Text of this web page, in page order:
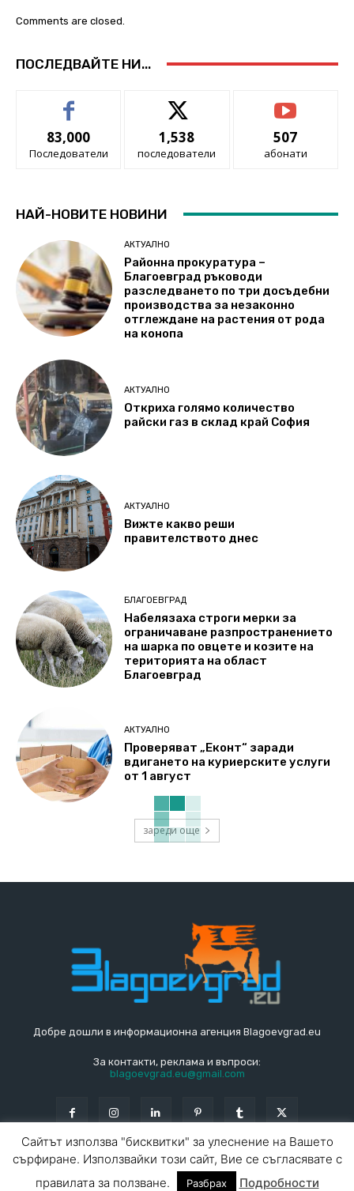
Comments are closed.
ПОСЛЕДВАЙТЕ НИ...
83,000
Последователи
1,538
последователи
507
абонати
НАЙ-НОВИТЕ НОВИНИ
АКТУАЛНО
Районна прокуратура –
Благоевград ръководи
разследването по три досъдебни
производства за незаконно
отглеждане на растения от рода
на конопа
АКТУАЛНО
Откриха голямо количество
райски газ в склад край София
АКТУАЛНО
Вижте какво реши
правителството днес
БЛАГОЕВГРАД
Набелязаха строги мерки за
ограничаване разпространението
на шарка по овцете и козите на
територията на област
Благоевград
АКТУАЛНО
Проверяват „Еконт“ заради
вдигането на куриерските услуги
от 1 август
зареди още
Добре дошли в информационна агенция Blagoevgrad.eu
За контакти, реклама и въпроси:
blagoevgrad.eu@gmail.com
© Blagoevgrad.EU 2010 - 2026 Общи условия |
Сайтът използва "бисквитки" за улеснение на Вашето
сърфиране. Използвайки този сайт, Вие се съгласявате с
правилата за ползване.
Разбрах Подробности